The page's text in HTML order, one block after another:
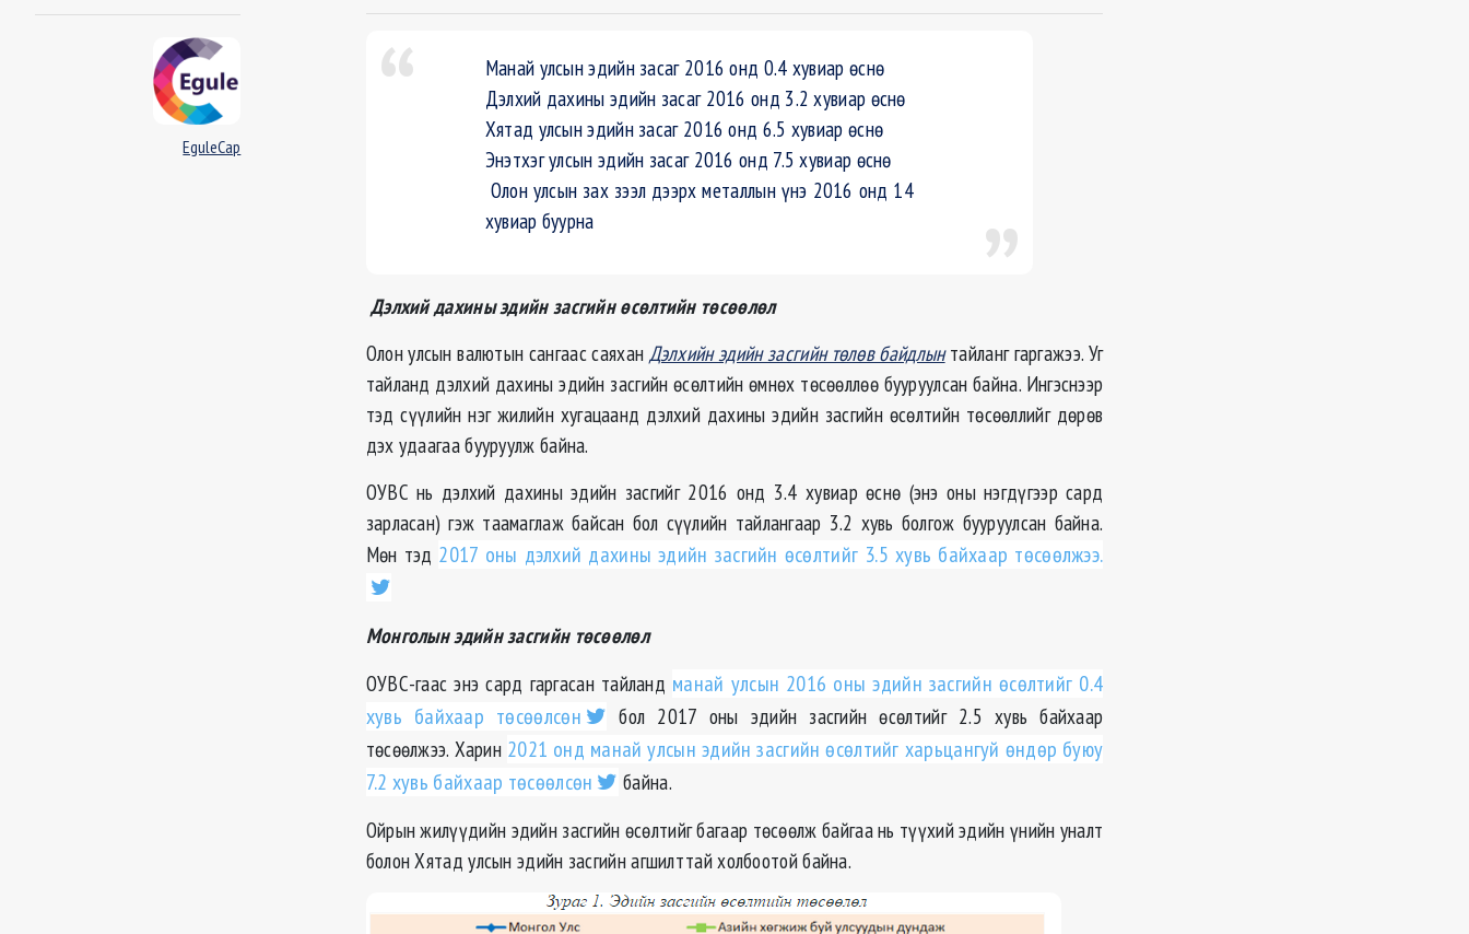
EguleCap
Манай улсын эдийн засаг 2016 онд 0.4 хувиар өснө
Дэлхий дахины эдийн засаг 2016 онд 3.2 хувиар өснө
Хятад улсын эдийн засаг 2016 онд 6.5 хувиар өснө
Энэтхэг улсын эдийн засаг 2016 онд 7.5 хувиар өснө
Олон улсын зах зээл дээрх металлын үнэ 2016 онд 14
хувиар буурна
Дэлхий дахины эдийн засгийн өсөлтийн төсөөлөл
Олон улсын валютын сангаас саяхан Дэлхийн эдийн засгийн төлөв байдлынтайланг гаргажээ. Уг
тайланд дэлхий дахины эдийн засгийн өсөлтийн өмнөх төсөөллөө бууруулсан байна. Ингэснээр
тэд сүүлийн нэг жилийн хугацаанд дэлхий дахины эдийн засгийн өсөлтийн төсөөллийг дөрөв
дэх удаагаа бууруулж байна.
ОУВС нь дэлхий дахины эдийн засгийг 2016 онд 3.4 хувиар өснө (энэ оны нэгдүгээр сард
зарласан) гэж таамаглаж байсан бол сүүлийн тайлангаар 3.2 хувь болгож бууруулсан байна.
Мөн тэд 2017 оны дэлхий дахины эдийн засгийн өсөлтийг 3.5 хувь байхаар төсөөлжээ.
Монголын эдийн засгийн төсөөлөл
ОУВС-гаас энэ сард гаргасан тайланд манай улсын 2016 оны эдийн засгийн өсөлтийг 0.4
хувь байхаар төсөөлсөн
бол 2017 оны эдийн засгийн өсөлтийг 2.5 хувь байхаар
төсөөлжээ. Харин 2021 онд манай улсын эдийн засгийн өсөлтийг харьцангуй өндөр буюу
7.2 хувь байхаар төсөөлсөн
байна.
Ойрын жилүүдийн эдийн засгийн өсөлтийг багаар төсөөлж байгаа нь түүхий эдийн үнийн уналт
болон Хятад улсын эдийн засгийн агшилттай холбоотой байна.